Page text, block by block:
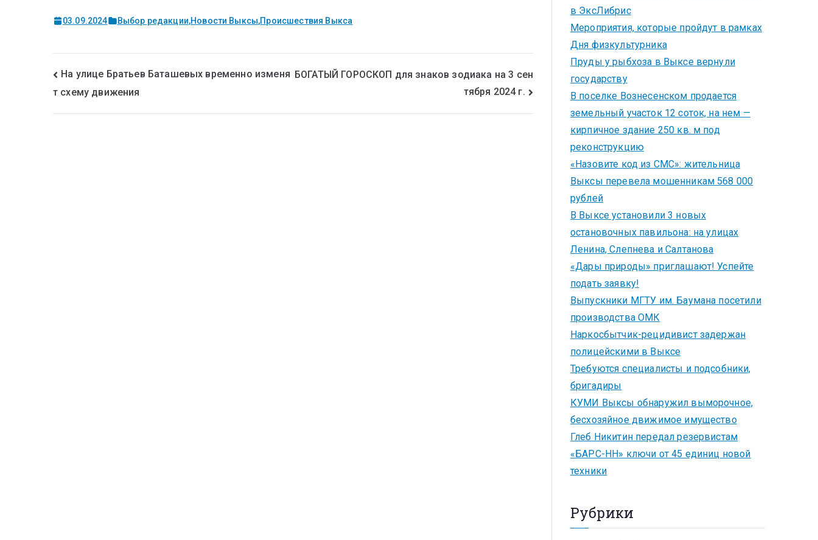
03.09.2024 Выбор редакции,Новости Выксы,Происшествия Выкса
На улице Братьев Баташевых временно изменя
т схему движения
БОГАТЫЙ ГОРОСКОП для знаков зодиака на 3 сен
тября 2024 г.
в ЭксЛибрис
Мероприятия, которые пройдут в рамках
Дня физкультурника
Пруды у рыбхоза в Выксе вернули
государству
В поселке Вознесенском продается
земельный участок 12 соток, на нем —
кирпичное здание 250 кв. м под
реконструкцию
«Назовите код из СМС»: жительница
Выксы перевела мошенникам 568 000
рублей
В Выксе установили 3 новых
остановочных павильона: на улицах
Ленина, Слепнева и Салтанова
«Дары природы» приглашают! Успейте
подать заявку!
Выпускники МГТУ им. Баумана посетили
производства ОМК
Наркосбытчик-рецидивист задержан
полицейскими в Выксе
Требуются специалисты и подсобники,
бригадиры
КУМИ Выксы обнаружил выморочное,
бесхозяйное движимое имущество
Глеб Никитин передал резервистам
«БАРС-НН» ключи от 45 единиц новой
техники
Рубрики